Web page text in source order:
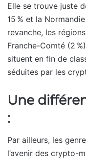
Elle se trouve juste
15 % et la
revanche, les
Franche-Comté (2
situent en fin de
séduites par les
Une
:
Par ailleurs, les
l’avenir des crypto-